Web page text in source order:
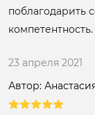
поблагодарить
23 апреля 2021
Автор: